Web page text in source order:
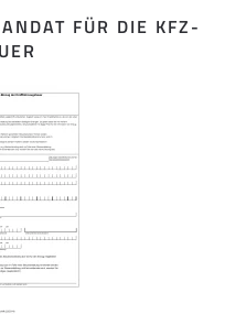
FÜR DIE KFZ-